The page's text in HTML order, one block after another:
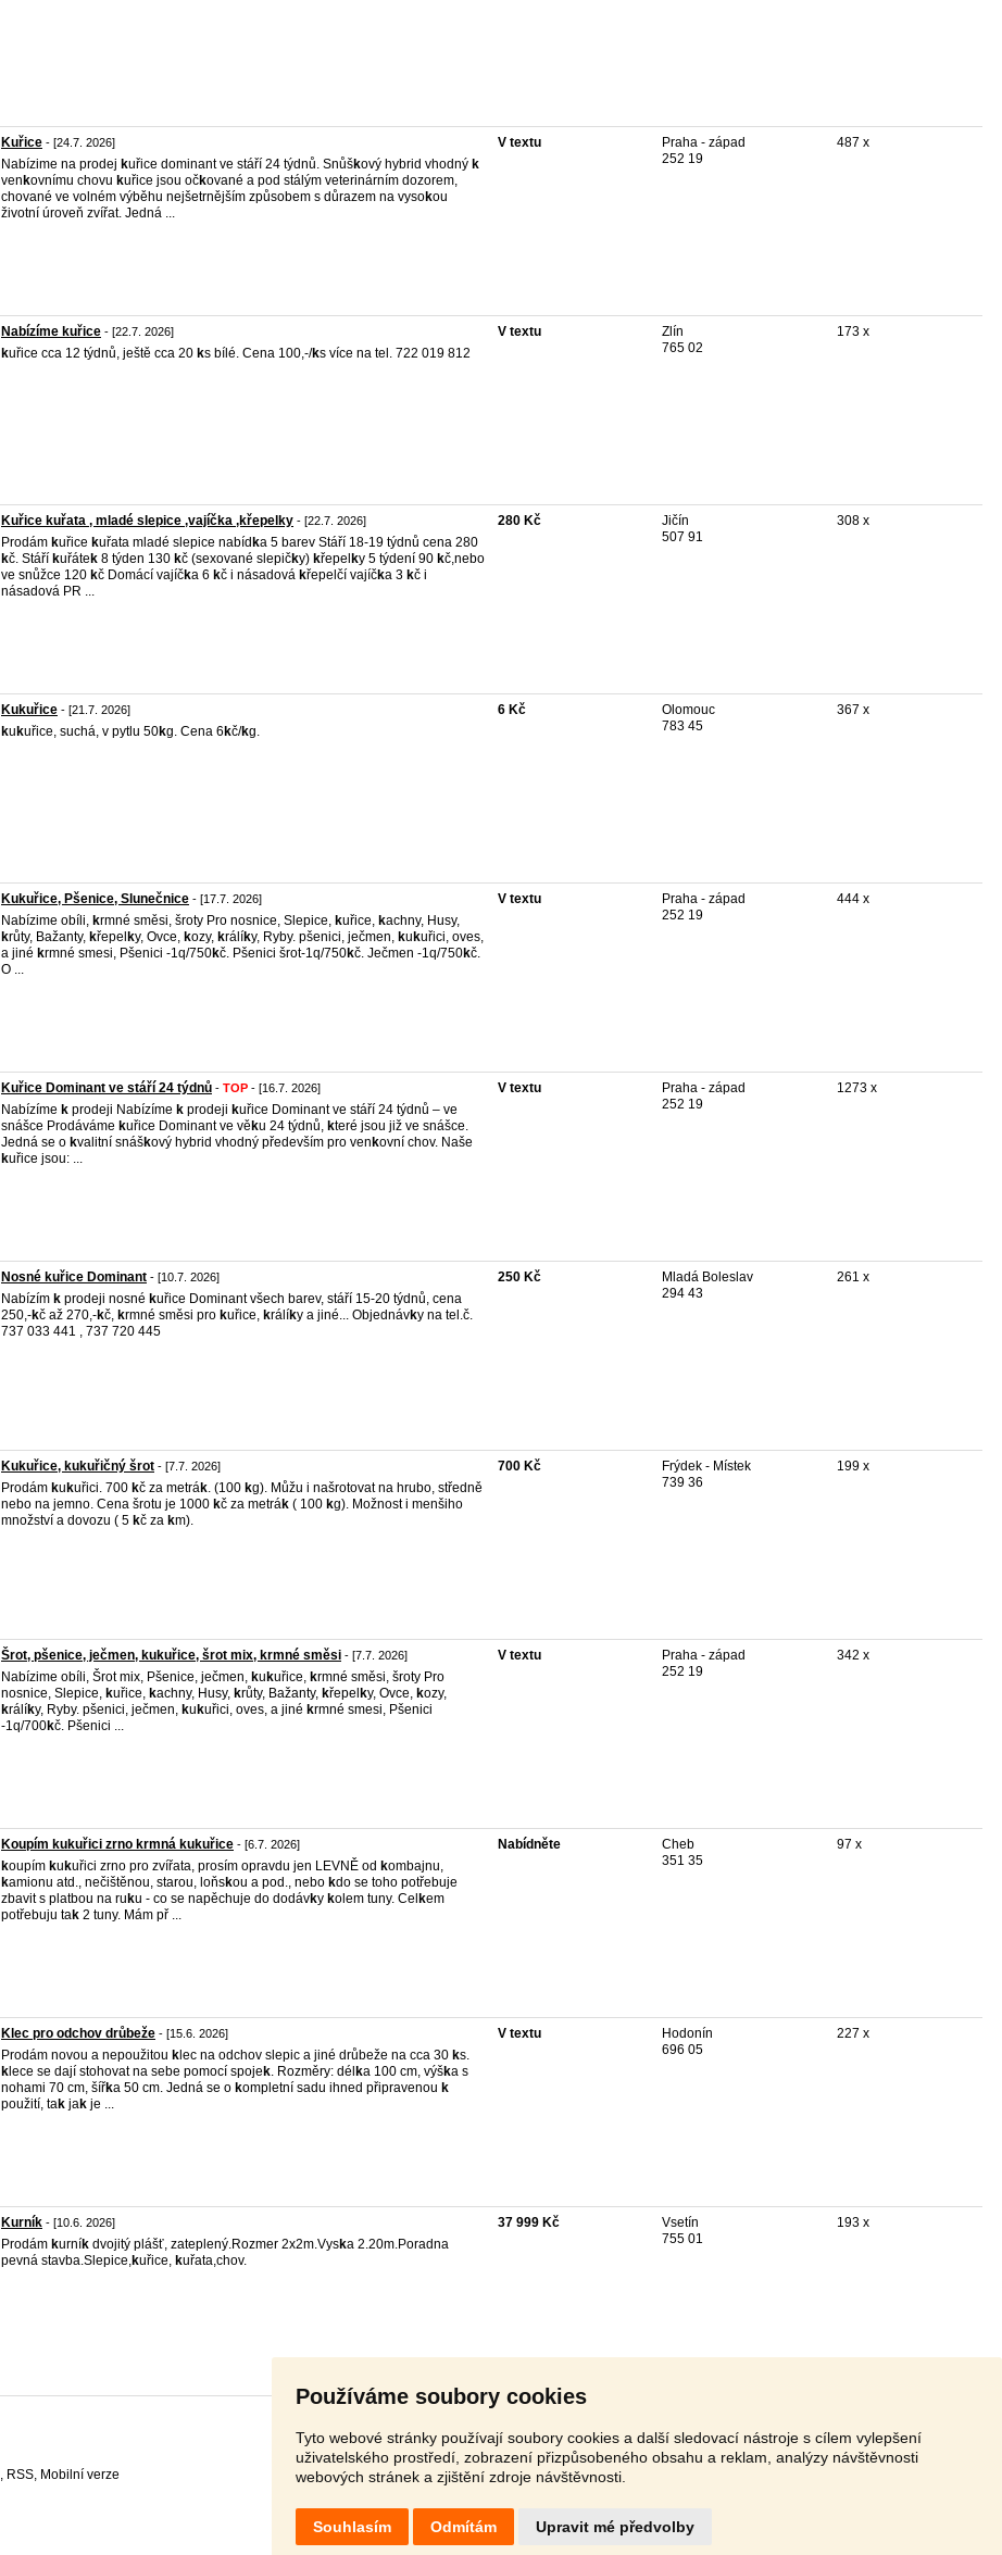
Používáme soubory cookies
Tyto webové stránky používají soubory cookies a další sledovací nástroje s cílem vylepšení
uživatelského prostředí, zobrazení přizpůsobeného obsahu a reklam, analýzy návštěvnosti
webových stránek a zjištění zdroje návštěvnosti.
Souhlasím Odmítám Upravit mé předvolby
Kuřice - [24.7. 2026]
Nabízime na prodej kuřice dominant ve stáří 24 týdnů. Snůškový hybrid vhodný k
ven kovnímu chovu kuřice jsou očkované a pod stálým veterinárním dozorem,
chované ve volném výběhu nejšetrnějším způsobem s důrazem na vysokou
životní úroveň zvířat. Jedná ...
V textu
Praha - západ
252 19
487 x
Nabízíme kuřice - [22.7. 2026]
kuřice cca 12 týdnů, ještě cca 20 ks bílé. Cena 100,-/ks více na tel. 722 019 812
V textu
Zlín
765 02
173 x
Kuřice kuřata , mladé slepice ,vajíčka ,křepelky - [22.7. 2026]
Prodám kuřice kuřata mladé slepice nabíd ka 5 barev Stáří 18-19 týdnů cena 280
kč. Stáří kuřáte k 8 týden 130 kč (sexované slepičky) křepel ky 5 týdení 90 kč,nebo
ve snůžce 120 kč Domácí vajíčka 6 kč i násadová křepelčí vajíčka 3 kč i
násadová PR ...
280 Kč
Jičín
507 91
308 x
Kukuřice - [21.7. 2026]
ku kuřice, suchá, v pytlu 50kg. Cena 6 kč/kg.
6 Kč
Olomouc
783 45
367 x
Kukuřice, Pšenice, Slunečnice - [17.7. 2026]
Nabízime obíli, krmné směsi, šroty Pro nosnice, Slepice, kuřice, kachny, Husy,
krůty, Bažanty, křepel ky, Ovce, kozy, králíky, Ryby. pšenici, ječmen, ku kuřici, oves,
a jiné krmné smesi, Pšenici -1q/750kč. Pšenici šrot-1q/750kč. Ječmen -1q/750kč.
O ...
V textu
Praha - západ
252 19
444 x
Kuřice Dominant ve stáří 24 týdnů - TOP - [16.7. 2026]
Nabízíme k prodeji Nabízíme k prodeji kuřice Dominant ve stáří 24 týdnů – ve
snášce Prodáváme kuřice Dominant ve vě ku 24 týdnů, které jsou již ve snášce.
Jedná se o kvalitní snáškový hybrid vhodný především pro ven kovní chov. Naše
kuřice jsou: ...
V textu
Praha - západ
252 19
1273 x
Nosné kuřice Dominant - [10.7. 2026]
Nabízím k prodeji nosné kuřice Dominant všech barev, stáří 15-20 týdnů, cena
250,-kč až 270,-kč, krmné směsi pro kuřice, králíky a jiné... Objednávky na tel.č.
737 033 441 , 737 720 445
250 Kč
Mladá Boleslav
294 43
261 x
Kukuřice, kukuřičný šrot - [7.7. 2026]
Prodám ku kuřici. 700 kč za metrák. (100 kg). Můžu i našrotovat na hrubo, středně
nebo na jemno. Cena šrotu je 1000 kč za metrák ( 100 kg). Možnost i menšiho
množství a dovozu ( 5 kč za km).
700 Kč
Frýdek - Místek
739 36
199 x
Šrot, pšenice, ječmen, kukuřice, šrot mix, krmné směsi - [7.7. 2026]
Nabízime obíli, Šrot mix, Pšenice, ječmen, ku kuřice, krmné směsi, šroty Pro
nosnice, Slepice, kuřice, kachny, Husy, krůty, Bažanty, křepel ky, Ovce, kozy,
králíky, Ryby. pšenici, ječmen, ku kuřici, oves, a jiné krmné smesi, Pšenici
-1q/700kč. Pšenici ...
V textu
Praha - západ
252 19
342 x
Koupím kukuřici zrno krmná kukuřice - [6.7. 2026]
koupím ku kuřici zrno pro zvířata, prosím opravdu jen LEVNĚ od kombajnu,
kamionu atd., nečištěnou, starou, loňskou a pod., nebo kdo se toho potřebuje
zbavit s platbou na ru ku - co se napěchuje do dodávky kolem tuny. Cel kem
potřebuju tak 2 tuny. Mám př ...
Nabídněte
Cheb
351 35
97 x
Klec pro odchov drůbeže - [15.6. 2026]
Prodám novou a nepoužitou k lec na odchov slepic a jiné drůbeže na cca 30 ks.
k lece se dají stohovat na sebe pomocí spoje k. Rozměry: dél ka 100 cm, výška s
nohami 70 cm, šířka 50 cm. Jedná se o kompletní sadu ihned připravenou k
použití, tak jak je ...
V textu
Hodonín
696 05
227 x
Kurník - [10.6. 2026]
Prodám kurník dvojitý plášť, zateplený.Rozmer 2x2m.Vyska 2.20m.Poradna
pevná stavba.Slepice,kuřice, kuřata,chov.
37 999 Kč
Vsetín
755 01
193 x
, RSS,